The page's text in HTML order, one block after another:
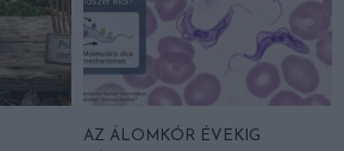
AZ ÁLOMKÓR ÉVEKIG